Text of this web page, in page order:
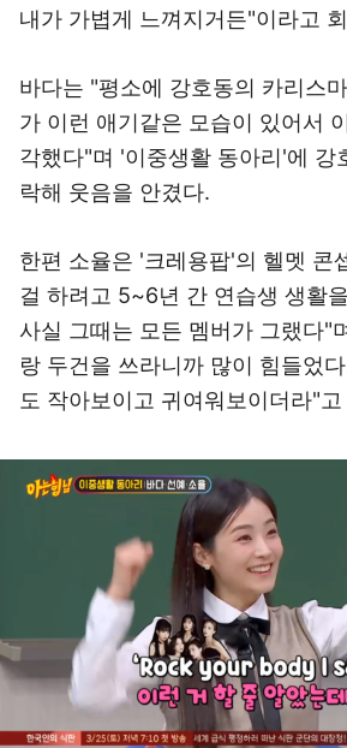
내가 가볍게 느껴지거든"이라고
바다는 "평소에 강호동의 카리스
가 이런 애기같은 모습이 있어서
각했다"며 '이중생활 동아리'에 강
락해 웃음을 안겼다.
한편 소율은 '크레용팝'의 헬멧 콘
걸 하려고 5~6년 간 연습생 생활
사실 그때는 모든 멤버가 그랬다"
랑 두건을 쓰라니까 많이 힘들었
도 작아보이고 귀여워보이더라"